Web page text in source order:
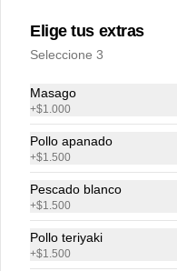
-20
Elige tus extras
Seleccione 3
Masago
+$1.000
Pollo apanado
+$1.500
Pescado blanco
+$1.500
Pollo teriyaki
+$1.500